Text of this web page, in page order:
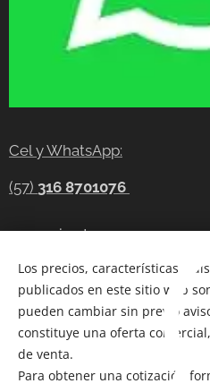
Cel y WhatsApp:
(57) 316 8701076
Cel y WhatsApp:(57)316
Cel: (57) 300 8686914
Telegram:
@tecnocompras;(57) 316
Los precios, características y
publicados en este sitio web
pueden cambiar sin previo
constituye una oferta
de venta.
Para obtener una cotización